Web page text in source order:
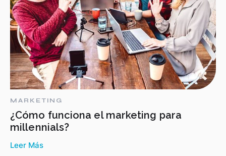
MARKETING
¿Cómo funciona el marketing para
millennials?
Leer Más